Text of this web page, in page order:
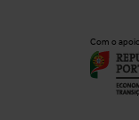
Com o